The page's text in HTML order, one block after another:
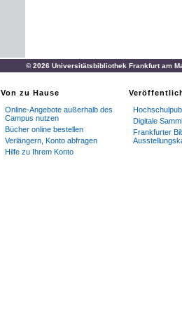
© 2026 Universitätsbibliothek Frankfurt am
Von zu Hause
Online-Angebote außerhalb des
Campus nutzen
Bücher online bestellen
Verlängern, Konto abfragen
Hilfe zu Ihrem Konto
Digitale
Frankfurter